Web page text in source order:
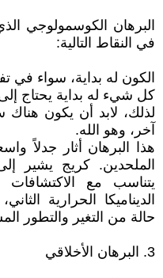
البرهان الكوسمولوجي
في النقاط التالية:
الكون له بداية، سواء في
كل شيء له بداية يحتاج
لذلك، لابد أن يكون
آخر، وهو الله.
هذا البرهان أثار جدلاً
الملحدين. كريج يشير
يتناسب مع الاكتشافات
الديناميكا الحرارية
حالة من التغير والتطور
3. البرهان الأخلاقي